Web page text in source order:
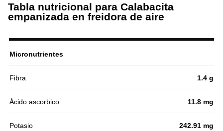
Tabla nutricional para Calabacita
empanizada en freidora de aire
Micronutrientes
Fibra 1.4 g
Ácido ascorbico 11.8 mg
Potasio 242.91 mg